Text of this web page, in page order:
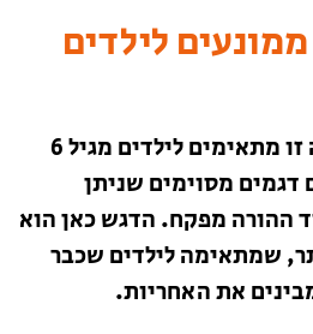
לילדים
רוב הדגמים בקטגוריה זו מתאימים לילדים מגיל 6
מסוימים שניתן
4, כל עוד ההורה מפקח. הדגש כאן הוא
שמתאימה לילדים שכבר
את האחריות.